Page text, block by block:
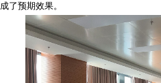
成了预期效果。